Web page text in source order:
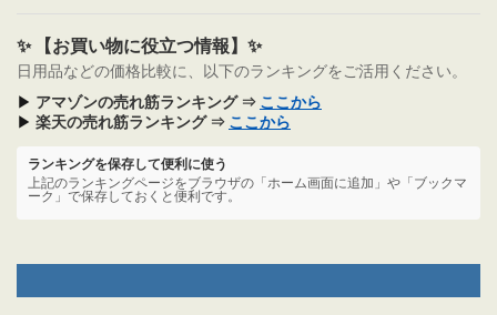
✨ 【お買い物に役立つ情報】✨
日用品などの価格比較に、以下のランキングをご活用ください。
▶ アマゾンの売れ筋ランキング ⇒ ここから
▶ 楽天の売れ筋ランキング ⇒ ここから
ランキングを保存して便利に使う
上記のランキングページをブラウザの「ホーム画面に追加」や「ブックマ
ーク」で保存しておくと便利です。